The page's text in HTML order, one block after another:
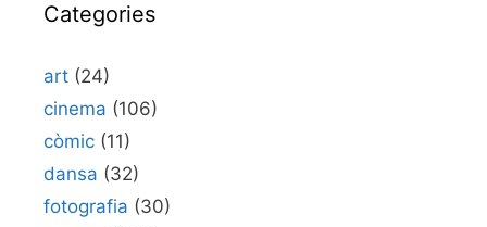
Categories
art (24)
cinema (106)
còmic (11)
dansa (32)
fotografia (30)